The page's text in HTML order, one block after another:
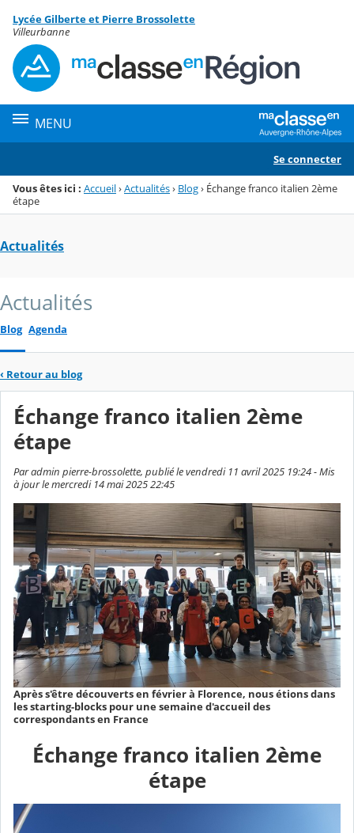
Menu de la rubrique
Contenu
Lycée Gilberte et Pierre Brossolette
Villeurbanne
MENU
Se connecter
Vous êtes ici : Accueil›Actualités› Blog› Échange franco italien 2ème
étape
Actualités
Actualités
Blog Agenda
‹ Retour au blog
Échange franco italien 2ème
étape
Par admin pierre-brossolette, publié le vendredi 11 avril 2025 19:24 - Mis
à jour le mercredi 14 mai 2025 22:45
Après s'être découverts en février à Florence, nous étions dans
les starting-blocks pour une semaine d'accueil des
correspondants en France
Échange franco italien 2ème
étape